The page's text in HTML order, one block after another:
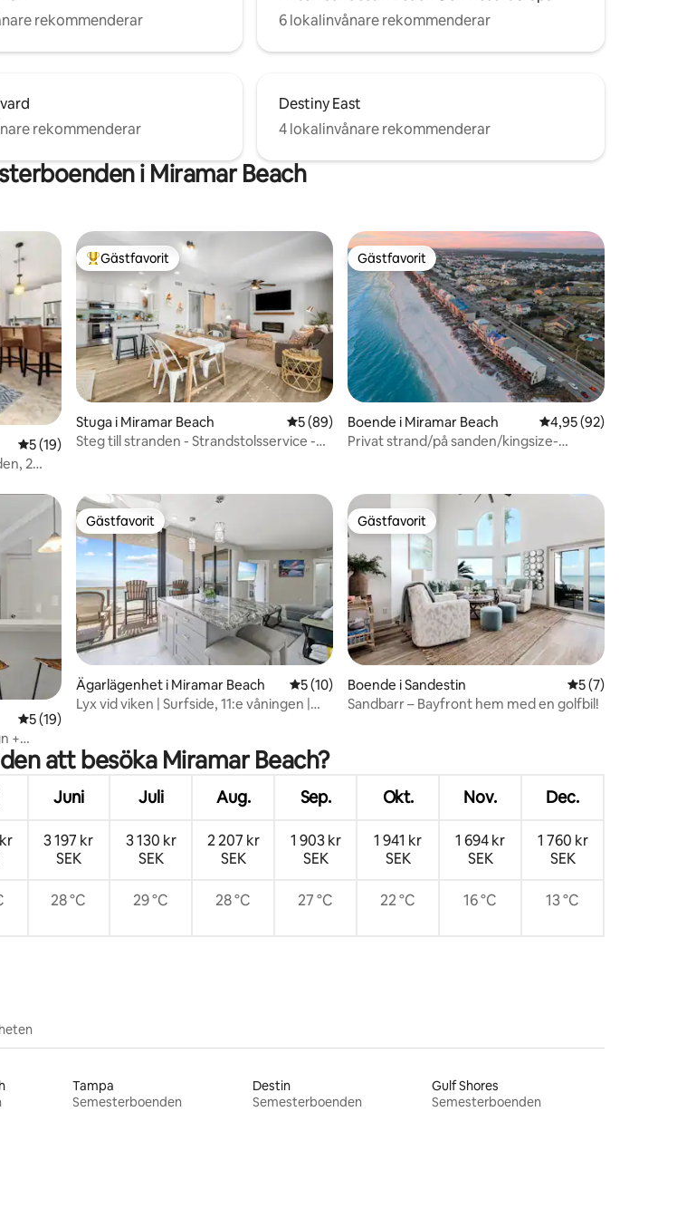
rekommenderar
6 lokalinvånare rekommenderar
rekommenderar
Destiny East
4 lokalinvånare rekommenderar
i Miramar Beach
5 av 5 i genomsnittligt betyg, 19 omdömen
5 (19)
2
Populär gästfavorit
Gästfavorit
Stuga i Miramar Beach 5 av 5 i genomsnittligt betyg, 89 omdömen
5 (89)
Steg till stranden - Strandstolsservice -
Gästfavorit
Gästfavorit
Boende i Miramar Beach 4,95 av 5 i
4,95 (92)
Privat strand/på sanden/kingsize-
5 av 5 i genomsnittligt betyg, 19 omdömen
5 (19)
+
Gästfavorit
Gästfavorit
Ägarlägenhet i Miramar Beach 5 av 5 i genomsnittligt betyg, 10 omdömen
5 (10)
Lyx vid viken | Surfside, 11:e våningen |
Gästfavorit
Gästfavorit
Boende i Sandestin 5 av 5 i
5 (7)
Sandbarr – Bayfront hem med en golfbil!
att besöka Miramar Beach?
Juni Juli Aug. Sep. Okt. Nov. Dec.
3 197 kr
SEK
3 130 kr
SEK
2 207 kr
SEK
1 903 kr
SEK
1 941 kr
SEK
1 694 kr
SEK
1 760 kr
SEK
28 °C 29 °C 28 °C 27 °C 22 °C 16 °C 13 °C
Tampa
Semesterboenden
Destin
Semesterboenden
Gulf Shores
Semesterboenden